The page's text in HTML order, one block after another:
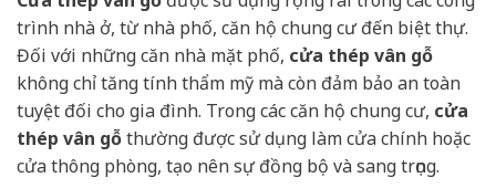
trình nhà ở, từ nhà phố, căn hộ chung cư đến biệt thự.
Đối với những căn nhà mặt phố, cửa thép vân gỗ
không chỉ tăng tính thẩm mỹ mà còn đảm bảo an toàn
tuyệt đối cho gia đình. Trong các căn hộ chung cư, cửa
thép vân gỗthường được sử dụng làm cửa chính hoặc
cửa thông phòng, tạo nên sự đồng bộ và sang trọng.